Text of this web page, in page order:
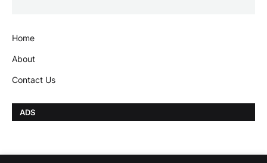
Home
About
Contact Us
ADS